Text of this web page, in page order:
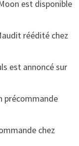
est disponible
réédité chez
est annoncé sur
précommande
chez